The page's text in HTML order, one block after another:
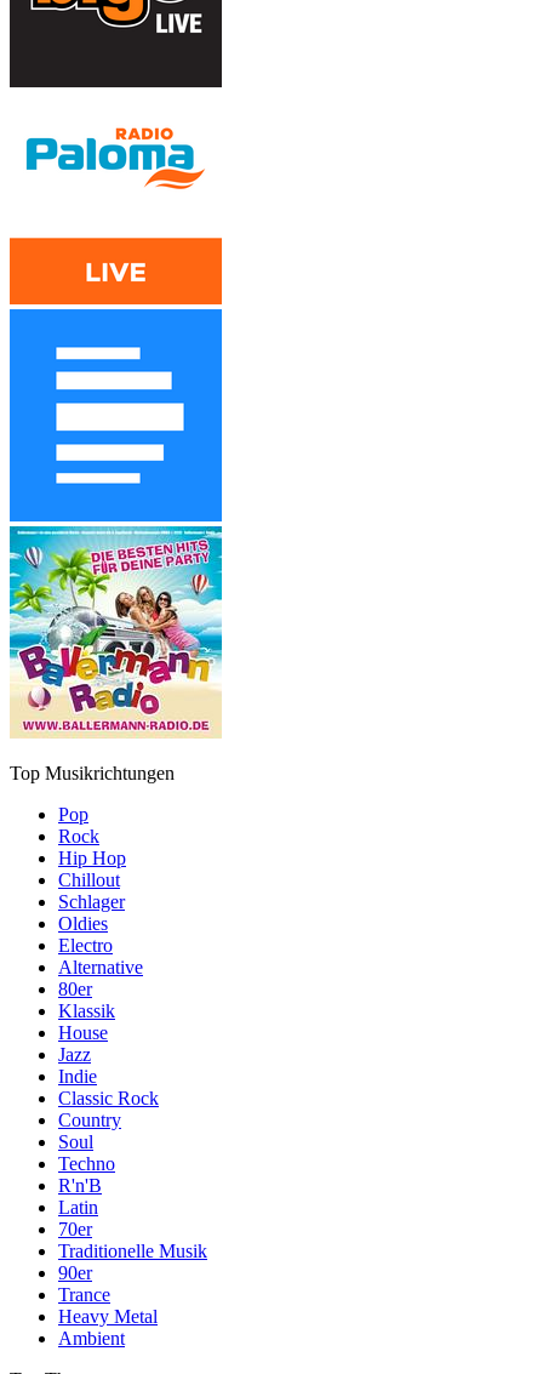
Top Musikrichtungen
Pop
Rock
Hip Hop
Chillout
Schlager
Oldies
Electro
Alternative
80er
Klassik
House
Jazz
Indie
Classic Rock
Country
Soul
Techno
R'n'B
Latin
70er
Traditionelle Musik
90er
Trance
Heavy Metal
Ambient